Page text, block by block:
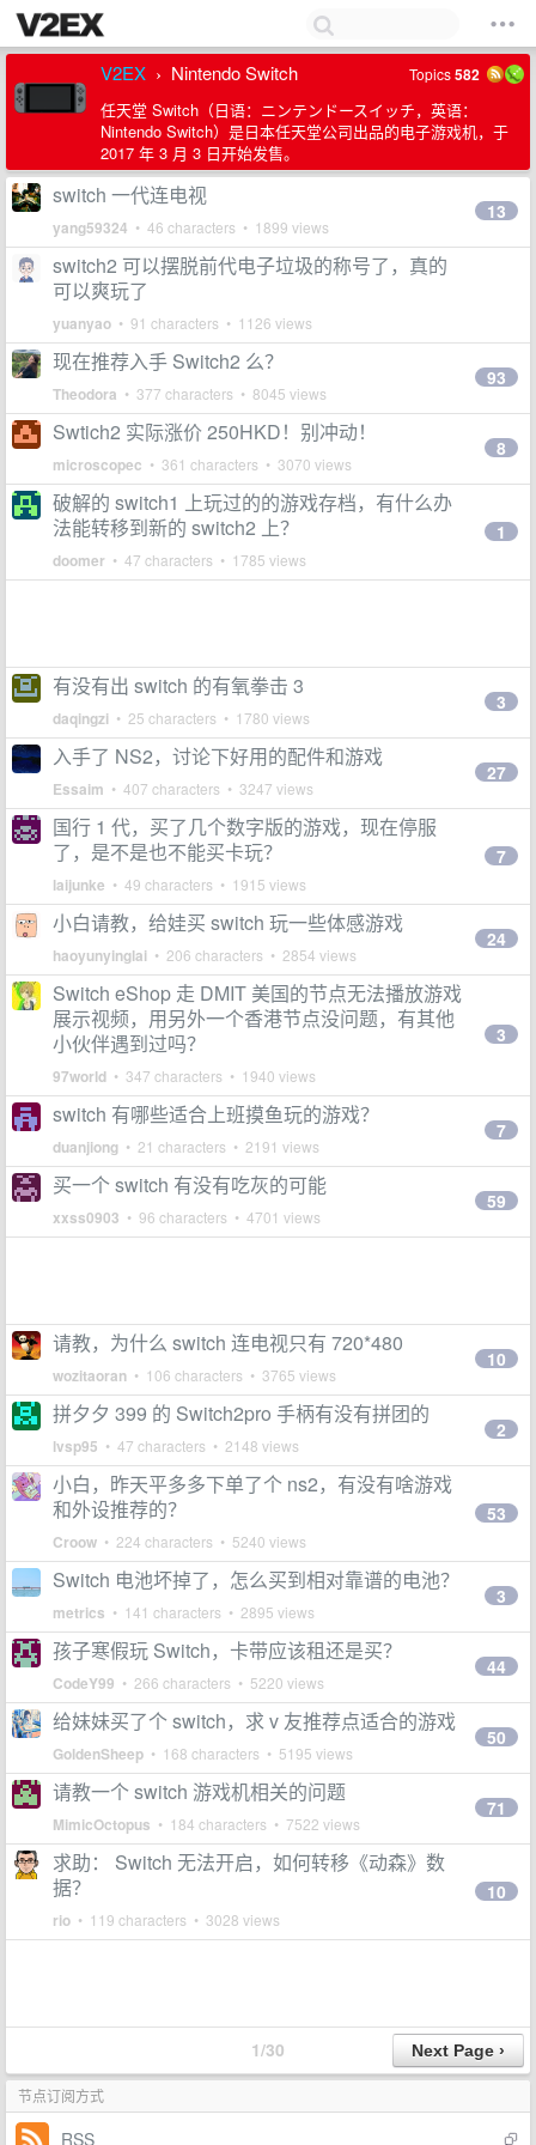
V2EX › Nintendo Switch Topics582
任天堂 Switch（日语：ニンテンドースイッチ，英语：
Nintendo Switch）是日本任天堂公司出品的电子游戏机，于
2017 年 3 月 3 日开始发售。
switch 一代连电视
yang59324 • 46 characters • 1899 views
13
switch2 可以摆脱前代电子垃圾的称号了，真的
可以爽玩了
yuanyao • 91 characters • 1126 views
现在推荐入手 Switch2 么？
Theodora • 377 characters • 8045 views
93
Swtich2 实际涨价 250HKD！别冲动！
microscopec • 361 characters • 3070 views
8
破解的 switch1 上玩过的的游戏存档，有什么办
法能转移到新的 switch2 上？
doomer • 47 characters • 1785 views
1
有没有出 switch 的有氧拳击 3
daqingzi • 25 characters • 1780 views
3
入手了 NS2，讨论下好用的配件和游戏
Essaim • 407 characters • 3247 views
27
国行 1 代，买了几个数字版的游戏，现在停服
了，是不是也不能买卡玩？
laijunke • 49 characters • 1915 views
7
小白请教，给娃买 switch 玩一些体感游戏
haoyunyinglai • 206 characters • 2854 views
24
Switch eShop 走 DMIT 美国的节点无法播放游戏
展示视频，用另外一个香港节点没问题，有其他
小伙伴遇到过吗？
97world • 347 characters • 1940 views
3
switch 有哪些适合上班摸鱼玩的游戏？
duanjiong • 21 characters • 2191 views
7
买一个 switch 有没有吃灰的可能
xxss0903 • 96 characters • 4701 views
59
请教，为什么 switch 连电视只有 720*480
wozitaoran • 106 characters • 3765 views
10
拼夕夕 399 的 Switch2pro 手柄有没有拼团的
lvsp95 • 47 characters • 2148 views
2
小白，昨天平多多下单了个 ns2，有没有啥游戏
和外设推荐的？
Croow • 224 characters • 5240 views
53
Switch 电池坏掉了，怎么买到相对靠谱的电池？
metrics • 141 characters • 2895 views
3
孩子寒假玩 Switch，卡带应该租还是买？
CodeY99 • 266 characters • 5220 views
44
给妹妹买了个 switch，求 v 友推荐点适合的游戏
GoldenSheep • 168 characters • 5195 views
50
请教一个 switch 游戏机相关的问题
MimicOctopus • 184 characters • 7522 views
71
求助： Switch 无法开启，如何转移《动森》数
据？
rio • 119 characters • 3028 views
10
1/30
节点订阅方式
RSS